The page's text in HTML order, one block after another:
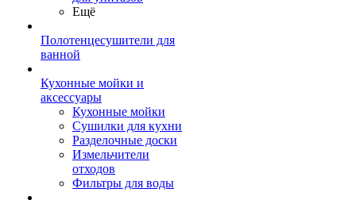
Ещё
Полотенцесушители для
ванной
Кухонные мойки и
аксессуары
Кухонные мойки
Сушилки для кухни
Разделочные доски
Измельчители
отходов
Фильтры для воды